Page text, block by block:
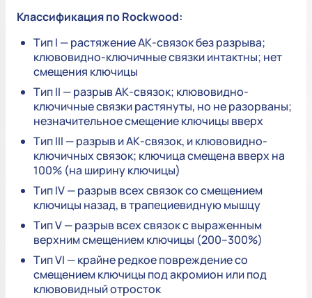
Классификация по Rockwood:
Тип I — растяжение АК-связок без разрыва;
клювовидно-ключичные связки интактны; нет
смещения ключицы
Тип II — разрыв АК-связок; клювовидно-
ключичные связки растянуты, но не разорваны;
незначительное смещение ключицы вверх
Тип III — разрыв и АК-связок, и клювовидно-
ключичных связок; ключица смещена вверх на
100% (на ширину ключицы)
Тип IV — разрыв всех связок со смещением
ключицы назад, в трапециевидную мышцу
Тип V — разрыв всех связок с выраженным
верхним смещением ключицы (200–300%)
Тип VI — крайне редкое повреждение со
смещением ключицы под акромион или под
клювовидный отросток